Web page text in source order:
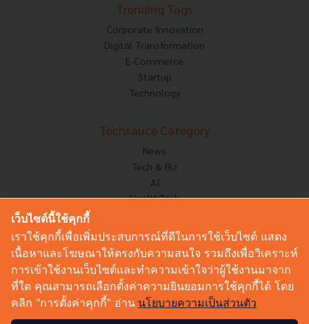
Trending Tags
Corporate Innovation
Digital Transformation
E-Commerce
Startup
Technology
Techsauce Category
News
Tech & Biz
AI
HealthTech
Corp Innov
Saucy Thoughts
Sustainable
Videos
Podcast
เว็บไซต์นี้ใช้คุกกี้
เราใช้คุกกี้เพื่อเพิ่มประสบการณ์ที่ดีในการใช้เว็บไซต์ แสดง
เนื้อหาและโฆษณาให้ตรงกับความสนใจ รวมถึงเพื่อวิเคราะห์
การเข้าใช้งานเว็บไซต์และทำความเข้าใจว่าผู้ใช้งานมาจาก
ที่ใด คุณสามารถเลือกตั้งค่าความยินยอมการใช้คุกกี้ได้ โดย
คลิก “การตั้งค่าคุกกี้” อ่าน นโยบายความเป็นส่วนตัว